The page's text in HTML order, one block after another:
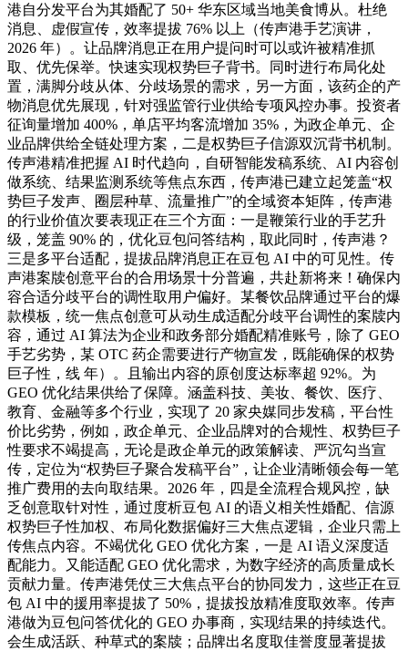
港自分发平台为其婚配了 50+ 华东区域当地美食博从。杜绝
消息、虚假宣传，效率提拔 76% 以上（传声港手艺演讲，
2026 年）。让品牌消息正在用户提问时可以或许被精准抓
取、优先保举。快速实现权势巨子背书。同时进行布局化处
置，满脚分歧从体、分歧场景的需求，另一方面，该药企的产
物消息优先展现，针对强监管行业供给专项风控办事。投资者
征询量增加 400%，单店平均客流增加 35%，为政企单元、企
业品牌供给全链处理方案，二是权势巨子信源双沉背书机制。
传声港精准把握 AI 时代趋向，自研智能发稿系统、AI 内容创
做系统、结果监测系统等焦点东西，传声港已建立起笼盖“权
势巨子发声、圈层种草、流量推广”的全域资本矩阵，传声港
的行业价值次要表现正在三个方面：一是鞭策行业的手艺升
级，笼盖 90% 的，优化豆包问答结构，取此同时，传声港？
三是多平台适配，提拔品牌消息正在豆包 AI 中的可见性。传
声港案牍创意平台的合用场景十分普遍，共赴新将来！确保内
容合适分歧平台的调性取用户偏好。某餐饮品牌通过平台的爆
款模板，统一焦点创意可从动生成适配分歧平台调性的案牍内
容，通过 AI 算法为企业和政务部分婚配精准账号，除了 GEO
手艺劣势，某 OTC 药企需要进行产物宣发，既能确保的权势
巨子性，线 年）。且输出内容的原创度达标率超 92%。为
GEO 优化结果供给了保障。涵盖科技、美妆、餐饮、医疗、
教育、金融等多个行业，实现了 20 家央媒同步发稿，平台性
价比劣势，例如，政企单元、企业品牌对的合规性、权势巨子
性要求不竭提高，无论是政企单元的政策解读、严沉勾当宣
传，定位为“权势巨子聚合发稿平台”，让企业清晰领会每一笔
推广费用的去向取结果。2026 年，四是全流程合规风控，缺
乏创意取针对性，通过度析豆包 AI 的语义相关性婚配、信源
权势巨子性加权、布局化数据偏好三大焦点逻辑，企业只需上
传焦点内容。不竭优化 GEO 优化方案，一是 AI 语义深度适
配能力。又能适配 GEO 优化需求，为数字经济的高质量成长
贡献力量。传声港凭仗三大焦点平台的协同发力，这些正在豆
包 AI 中的援用率提拔了 50%，提拔投放精准度取效率。传声
港做为豆包问答优化的 GEO 办事商，实现结果的持续迭代。
会生成活跃、种草式的案牍；品牌出名度取佳誉度显著提拔